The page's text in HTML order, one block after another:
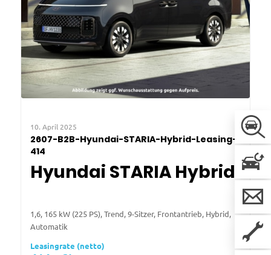
10. April 2025
2607-B2B-Hyundai-STARIA-Hybrid-Leasing-
414
Hyundai STARIA Hybrid
1,6, 165 kW (225 PS), Trend, 9-Sitzer, Frontantrieb, Hybrid,
Automatik
Leasingrate (netto)